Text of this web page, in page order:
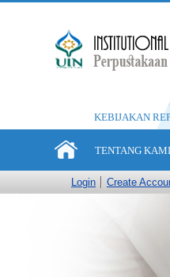
KEBIJAKAN
TENTANG KAMI
Login Create